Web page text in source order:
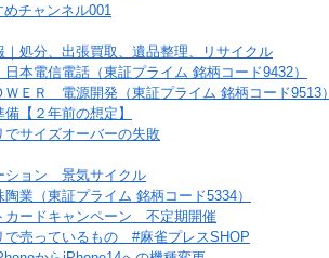
チャンネル001
処分、出張買取、遺品整理、リサイクル
本電信電話（東証プライム 銘柄コード9432）
ＥＲ 電源開発（東証プライム 銘柄コード9513）
【２年前の想定】
サイズオーバーの失敗
ション 景気サイクル
業（東証プライム 銘柄コード5334）
カードキャンペーン 不定期開催
で売っているもの #麻雀プレスSHOP